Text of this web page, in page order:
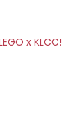
x KLCC!